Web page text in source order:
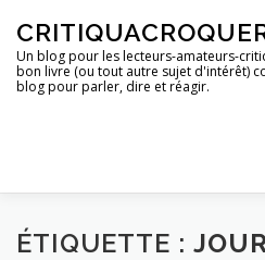
contenu
Un blog pour les lecteurs-amateurs-
bon livre (ou tout autre sujet d'intérêt)
blog pour parler, dire et réagir.
ACCUEIL UN BLOG ?
ÉTIQUETTE :